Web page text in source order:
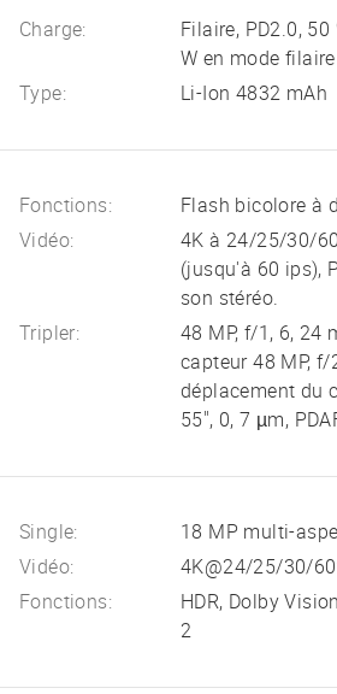
Charge:
Filaire, PD2.0,
W en mode
Type:
Li-Ion 4832 mAh
Fonctions:
Flash bicolore à
Vidéo:
4K à 24/25/30/
(jusqu'à 60 ips),
son stéréo.
Tripler:
48 MP, f/1, 6, 24
capteur 48 MP, f/
déplacement du
55", 0, 7 µm,
Single:
18 MP multi-
Vidéo:
4K@24/25/30/
Fonctions:
HDR, Dolby
2